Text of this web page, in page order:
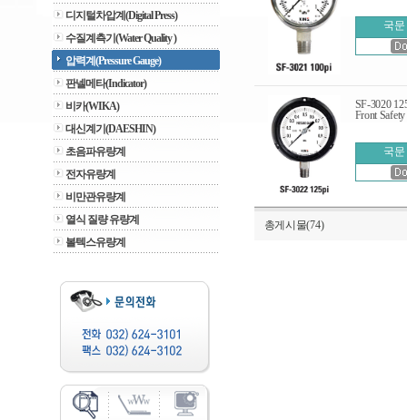
디지털차압계(Digital Press)
수질계측기(Water Quality )
압력계(Pressure Gauge)
판넬메타(Indicator)
비카(WIKA)
대신계기(DAESHIN)
초음파유량계
전자유량계
비만관유량계
열식 질량 유량계
볼텍스유량계
국
SF-3020
Front
국
총게시물(74)